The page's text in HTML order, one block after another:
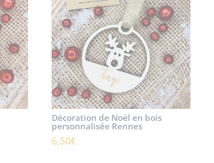
Décoration de Noël en bois
personnalisée Rennes
6,50€